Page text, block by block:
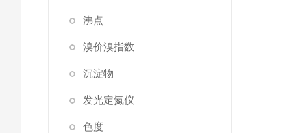
沸点
溴价溴指数
沉淀物
发光定氮仪
色度